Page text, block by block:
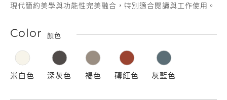
現代簡約美學與功能性完美融合，特別適合閱讀與工作使用。
Color 顏色
米白色 深灰色 褐色 磚紅色 灰藍色